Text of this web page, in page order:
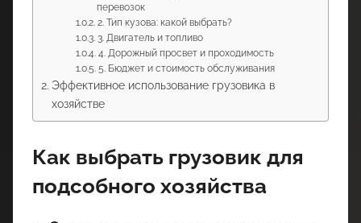
перевозок
2. Тип кузова: какой выбрать?
3. Двигатель и топливо
4. Дорожный просвет и проходимость
5. Бюджет и стоимость обслуживания
Эффективное использование грузовика в
хозяйстве
Как выбрать грузовик для
подсобного хозяйства